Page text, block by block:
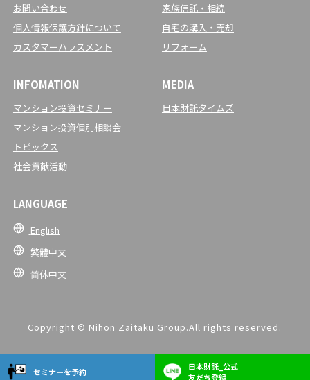
セミナーを予約
日本財託_公式
友だち登録
お問い合わせ
個人情報保護方針について
カスタマーハラスメント
家族信託・相続
自宅の購入・売却
リフォーム
INFOMATION
マンション投資セミナー
マンション投資個別相談会
トピックス
社会貢献活動
MEDIA
日本財託タイムズ
LANGUAGE
English
繁體中文
简体中文
Copyright © Nihon Zaitaku Group.All rights reserved.